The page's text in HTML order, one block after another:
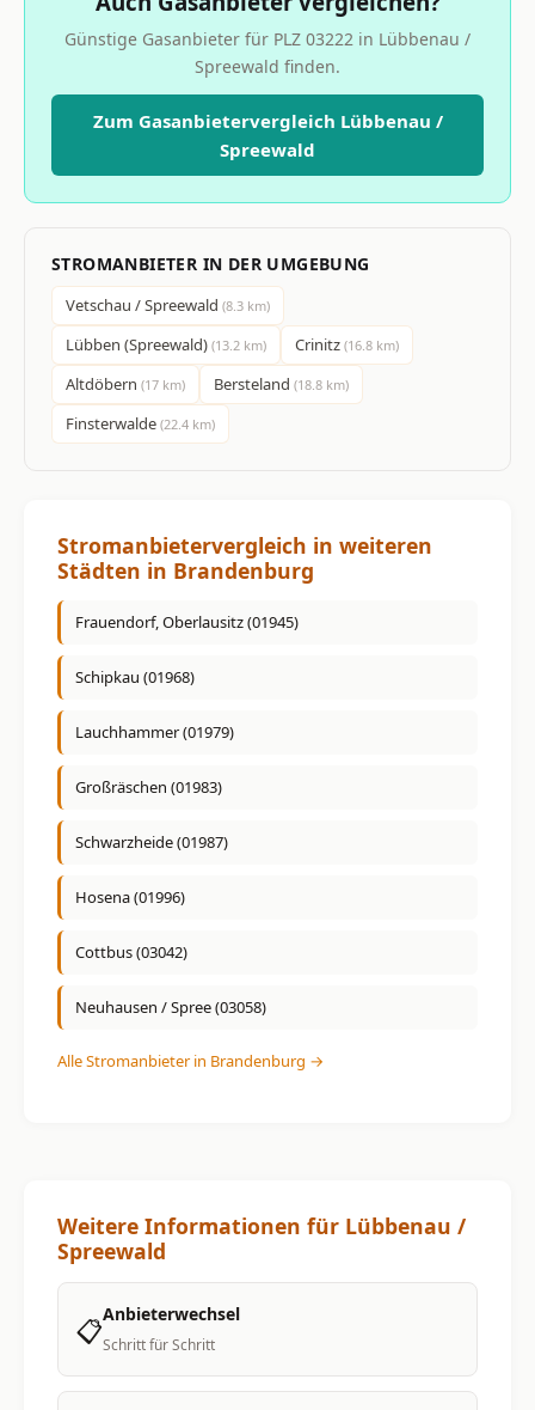
Günstige Gasanbieter für PLZ 03222 in Lübbenau /
Spreewald finden.
Zum Gasanbietervergleich Lübbenau /
Spreewald
STROMANBIETER IN DER UMGEBUNG
Vetschau / Spreewald (8.3 km)
Lübben (Spreewald) (13.2 km) Crinitz (16.8 km)
Altdöbern (17 km) Bersteland (18.8 km)
Finsterwalde (22.4 km)
Stromanbietervergleich in weiteren
Städten in Brandenburg
Frauendorf, Oberlausitz (01945)
Schipkau (01968)
Lauchhammer (01979)
Großräschen (01983)
Schwarzheide (01987)
Hosena (01996)
Cottbus (03042)
Neuhausen / Spree (03058)
Alle Stromanbieter in Brandenburg →
Weitere Informationen für Lübbenau /
Spreewald
📋Anbieterwechsel
Schritt für Schritt